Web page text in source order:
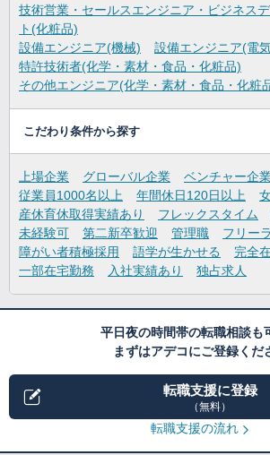
技術営業・セールスエンジニア・ビジネス
ト(化粧品)
設備エンジニア(機械)
設備エンジニア(電
特許技術者(化学・素材・食品・化粧品)
その他エンジニア(化学・素材・食品・化粧
こだわり条件から探す
上場企業 グローバル企業 ベンチャー企
従業員1000名以上
年間休日120日以上
産休育休取得実績あり
フレックスタイム
未経験可
第二新卒歓迎 管理職
フリー
障がい者積極採用
語学が生かせる
完全
一部在宅勤務
入社実績あり 独占求人
平日夜の時間帯の転職相談も
まずはアデコにご登録くだ
転職支援に登録
（無料）
転職支援の流れ